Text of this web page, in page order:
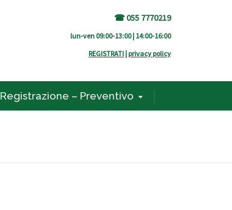
☎ 055 7770219
lun-ven 09:00-13:00 | 14:00-16:00
REGISTRATI | privacy policy
Registrazione – Preventivo